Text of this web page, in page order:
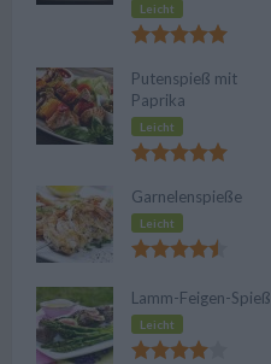
Leicht
Putenspieß mit
Paprika
Leicht
Garnelenspieße
Leicht
Lamm-Feigen-Spieß
Leicht